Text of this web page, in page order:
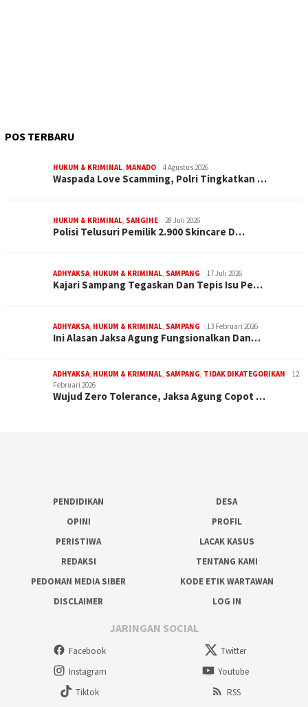
POS TERBARU
HUKUM & KRIMINAL, MANADO 4 Agustus 2026
Waspada Love Scamming, Polri Tingkatkan …
HUKUM & KRIMINAL, SANGIHE 28 Juli 2026
Polisi Telusuri Pemilik 2.900 Skincare D…
ADHYAKSA, HUKUM & KRIMINAL, SAMPANG 17 Juli 2026
Kajari Sampang Tegaskan Dan Tepis Isu Pe…
ADHYAKSA, HUKUM & KRIMINAL, SAMPANG 13 Februari 2026
Ini Alasan Jaksa Agung Fungsionalkan Dan…
ADHYAKSA, HUKUM & KRIMINAL, SAMPANG, TIDAK DIKATEGORIKAN
12
Februari 2026
Wujud Zero Tolerance, Jaksa Agung Copot …
PENDIDIKAN
DESA
OPINI
PROFIL
PERISTIWA
LACAK KASUS
REDAKSI
TENTANG KAMI
PEDOMAN MEDIA SIBER
KODE ETIK WARTAWAN
DISCLAIMER
LOG IN
JARINGAN SOCIAL
Facebook
Twitter
Instagram
Youtube
Tiktok
RSS